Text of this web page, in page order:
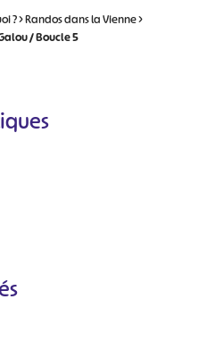
?>Randos dans la Vienne>
/ Boucle 5